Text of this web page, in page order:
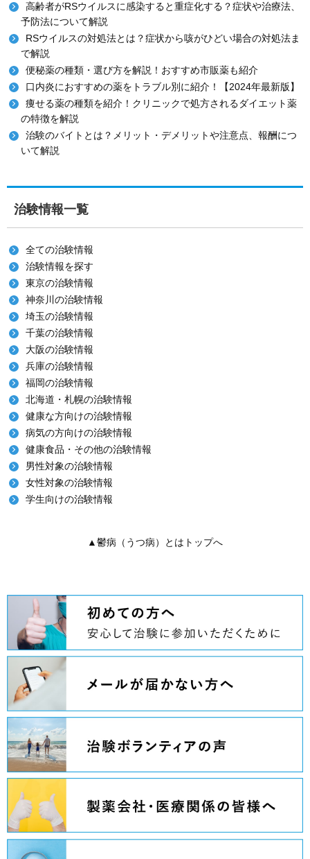
高齢者がRSウイルスに感染すると重症化する？症状や治療法、
予防法について解説
RSウイルスの対処法とは？症状から咳がひどい場合の対処法ま
で解説
便秘薬の種類・選び方を解説！おすすめ市販薬も紹介
口内炎におすすめの薬をトラブル別に紹介！【2024年最新版】
痩せる薬の種類を紹介！クリニックで処方されるダイエット薬
の特徴を解説
治験のバイトとは？メリット・デメリットや注意点、報酬につ
いて解説
治験情報一覧
全ての治験情報
治験情報を探す
東京の治験情報
神奈川の治験情報
埼玉の治験情報
千葉の治験情報
大阪の治験情報
兵庫の治験情報
福岡の治験情報
北海道・札幌の治験情報
健康な方向けの治験情報
病気の方向けの治験情報
健康食品・その他の治験情報
男性対象の治験情報
女性対象の治験情報
学生向けの治験情報
▲鬱病（うつ病）とはトップへ